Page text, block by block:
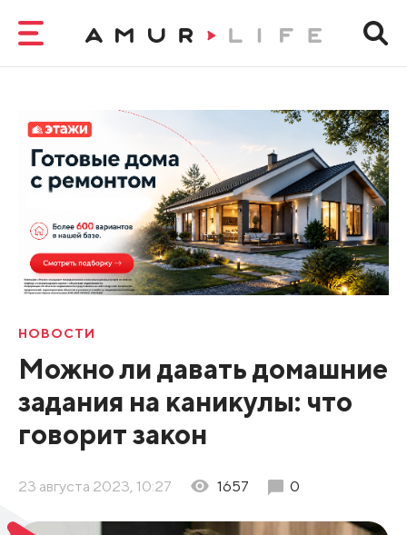
НОВОСТИ
Можно ли давать домашние
задания на каникулы: что
говорит закон
23 августа 2023, 10:27 1657 0